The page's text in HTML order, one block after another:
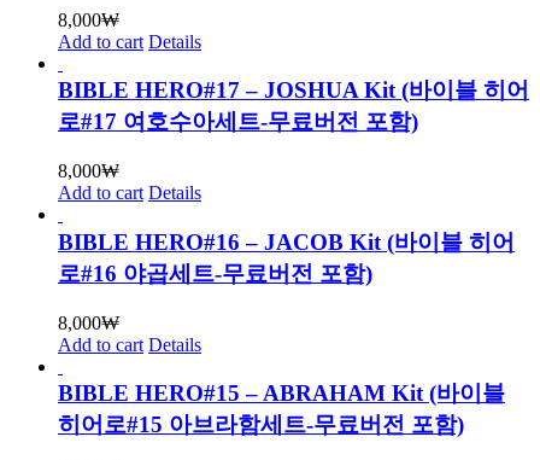
8,000₩
Add to cart Details
BIBLE HERO#17 – JOSHUA Kit (바이블 히어
로#17 여호수아세트-무료버전 포함)
8,000₩
Add to cart Details
BIBLE HERO#16 – JACOB Kit (바이블 히어
로#16 야곱세트-무료버전 포함)
8,000₩
Add to cart Details
BIBLE HERO#15 – ABRAHAM Kit (바이블
히어로#15 아브라함세트-무료버전 포함)